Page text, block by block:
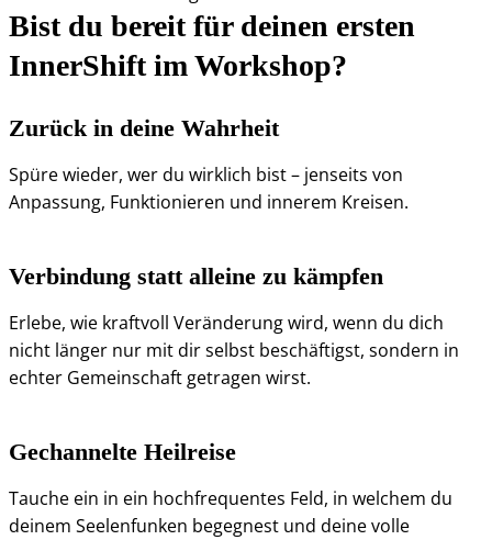
Bist du bereit für deinen ersten
InnerShift im Workshop?
Zurück in deine Wahrheit
Spüre wieder, wer du wirklich bist – jenseits von
Anpassung, Funktionieren und innerem Kreisen.
Verbindung statt alleine zu kämpfen
Erlebe, wie kraftvoll Veränderung wird, wenn du dich
nicht länger nur mit dir selbst beschäftigst, sondern in
echter Gemeinschaft getragen wirst.
Gechannelte Heilreise
Tauche ein in ein hochfrequentes Feld, in welchem du
deinem Seelenfunken begegnest und deine volle